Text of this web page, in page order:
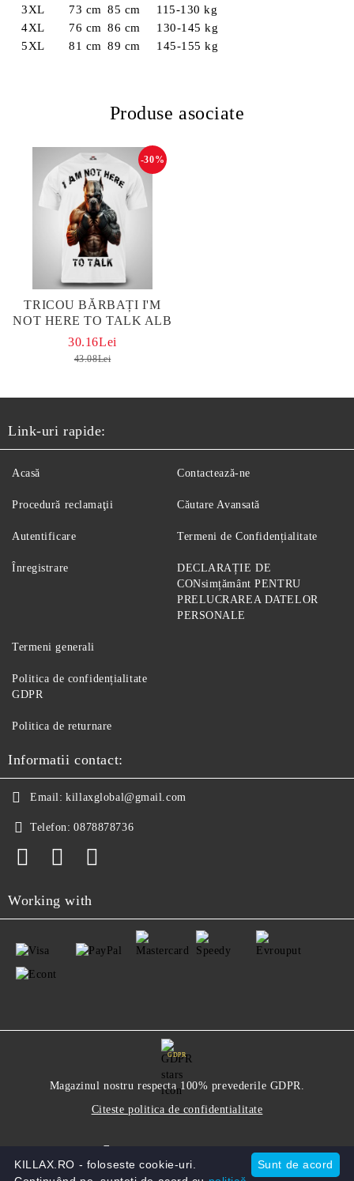
3XL
73 cm 85 cm
115-130 kg
4XL
76 cm 86 cm
130-145 kg
5XL
81 cm 89 cm 145-155 kg
Produse asociate
TRICOU BĂRBAȚI I'M
NOT HERE TO TALK ALB
-30%
30.16Lei
43.08Lei
Link-uri rapide:
Acasă
Procedură reclamaţii
Autentificare
Înregistrare
Contactează-ne
Căutare Avansată
Termeni de Confidențialitate
DECLARAȚIE DE
CONsimțământ PENTRU
PRELUCRAREA DATELOR
PERSONALE
Termeni generali
Politica de confidențialitate
GDPR
Politica de returnare
Informatii contact:
Email: killaxglobal@gmail.com
Telefon: 0878878736
Working with
GDPR
Magazinul nostru respecta 100% prevederile GDPR.
Citeste politica de confidentialitate
Sunt de acord
KILLAX.RO - foloseste cookie-uri.